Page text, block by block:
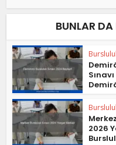
BUNLAR
2026